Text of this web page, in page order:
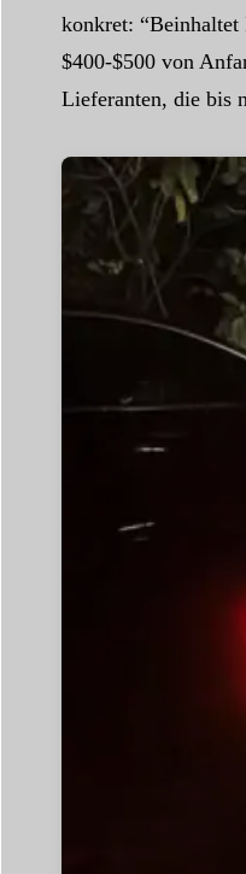
konkret: “Beinhaltet
$400-$500 von
Lieferanten, die bis